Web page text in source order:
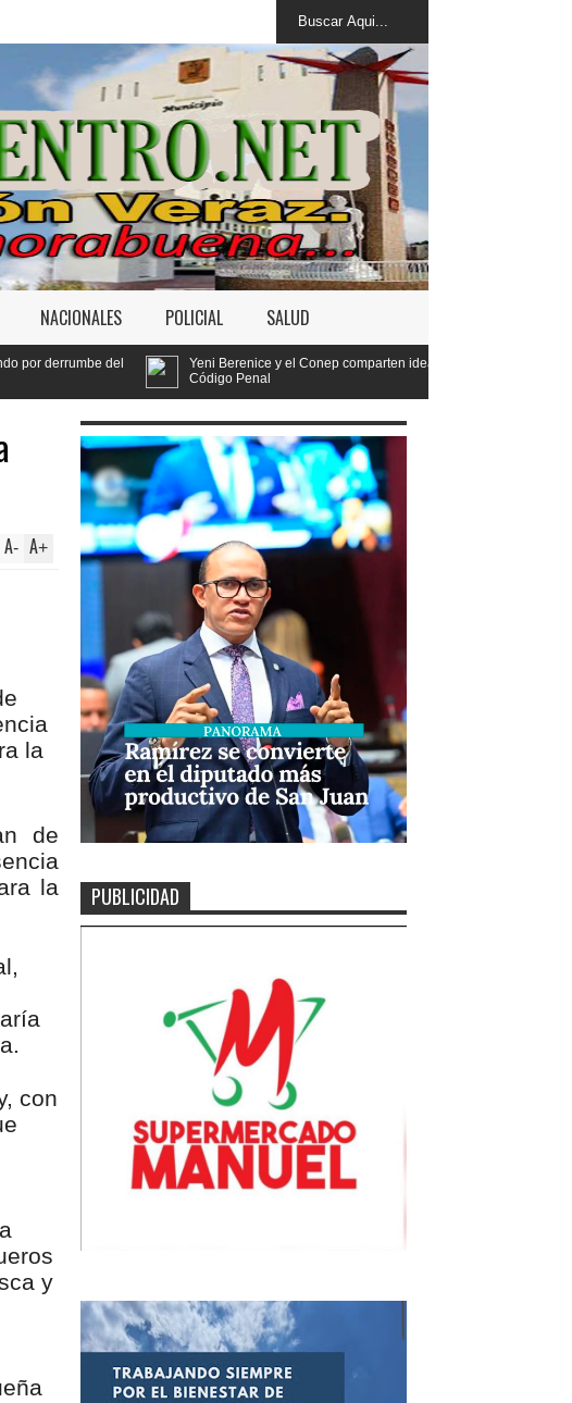
NACIONALES POLICIAL SALUD
Yeni Berenice y el Conep comparten ideas sobre los retos del nuevo
A+
A-
de
la
con
y
PUBLICIDAD